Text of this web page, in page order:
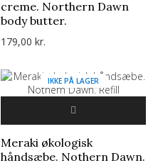
creme. Northern Dawn
body butter.
179,00 kr.
IKKE PÅ LAGER
Meraki økologisk
håndsæbe. Nothern Dawn.